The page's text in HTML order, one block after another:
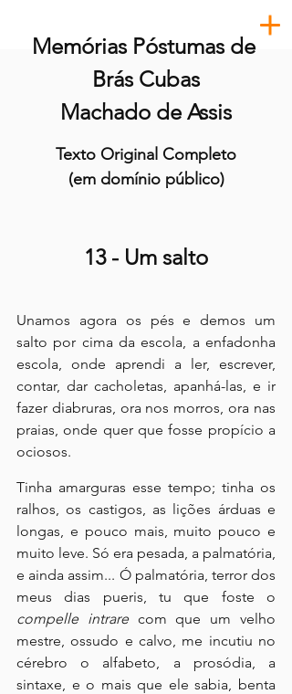
Memórias Póstumas de
Brás Cubas
Machado de Assis
Texto Original Completo
(em domínio público)
13 - Um salto
Unamos agora os pés e demos um
salto por cima da escola, a enfadonha
escola, onde aprendi a ler, escrever,
contar, dar cacholetas, apanhá-las, e ir
fazer diabruras, ora nos morros, ora nas
praias, onde quer que fosse propício a
ociosos.
Tinha amarguras esse tempo; tinha os
ralhos, os castigos, as lições árduas e
longas, e pouco mais, muito pouco e
muito leve. Só era pesada, a palmatória,
e ainda assim... Ó palmatória, terror dos
compelle intrare com que um velho
mestre, ossudo e calvo, me incutiu no
cérebro o alfabeto, a prosódia, a
sintaxe, e o mais que ele sabia, benta